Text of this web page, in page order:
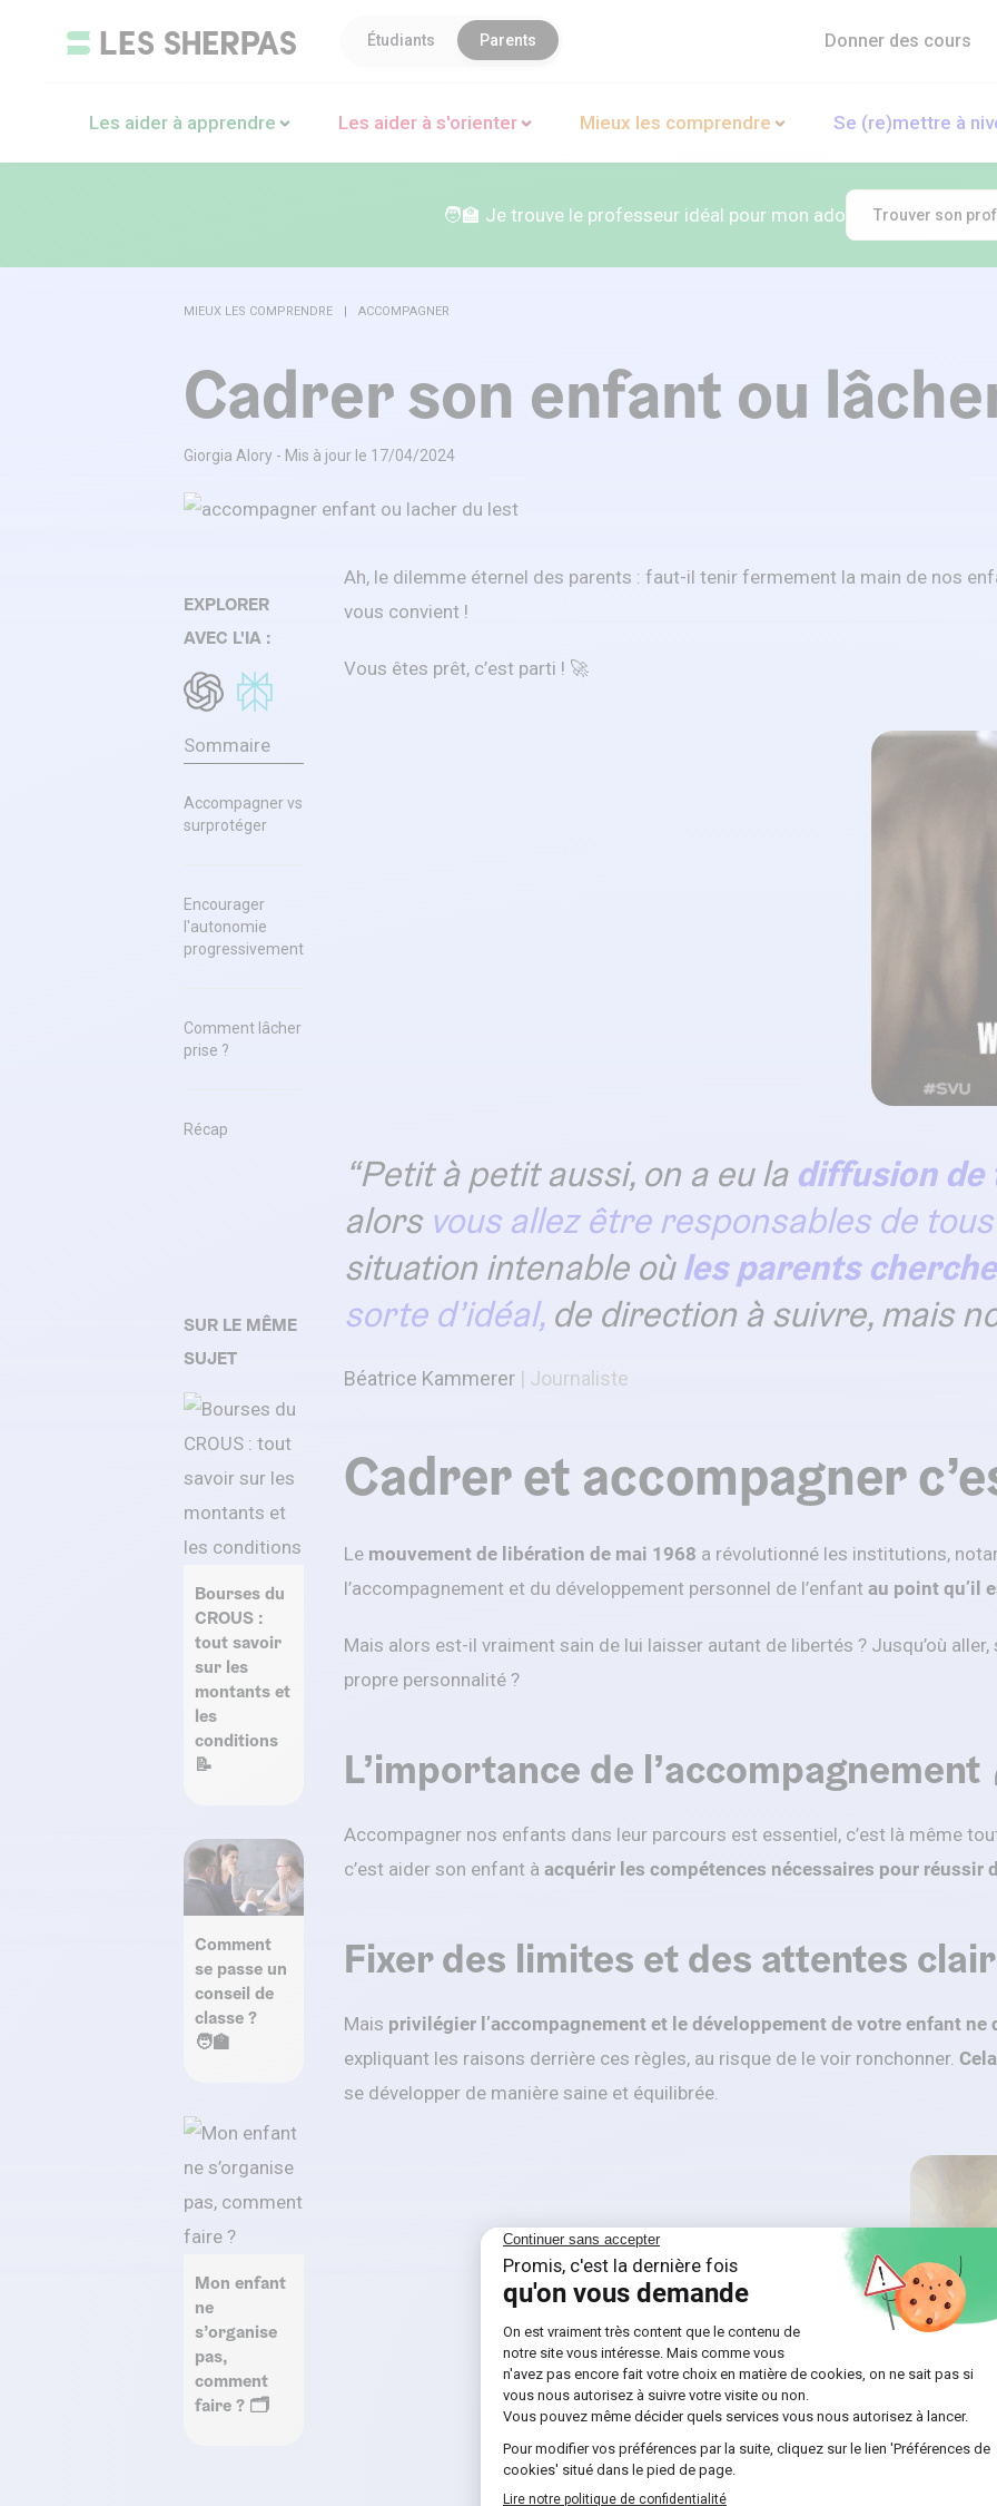
Étudiants Parents Donner des cours
Les aider à apprendre Les aider à s'orienter Mieux les comprendre Se (re)mettre à
Classements
Nos ebooks parents
Parents d’Ados – Le Podcast
🧑‍🏫 Je trouve le professeur idéal pour mon ado Trouver son
MIEUX LES COMPRENDRE ACCOMPAGNER
Cadrer son enfant ou
Giorgia Alory - Mis à jour le 17/04/2024
Ah, le dilemme éternel des parents : faut-il tenir fermement la main de nos
vous convient !
Vous êtes prêt, c’est parti ! 🚀
Petit à petit aussi, on a eu la diffusion de
alors vous allez être responsables de
situation intenable oùles parents
sorte d’idéal,de direction à suivre, mais
Béatrice Kammerer Journaliste
Cadrer et accompagner
Le mouvement de libération de mai 1968 a révolutionné les institutions,
l’accompagnement et du développement personnel de l’enfant au point qu’il
Mais alors est-il vraiment sain de lui laisser autant de libertés ? Jusqu’où
propre personnalité ?
L’importance de l’accompagnement
Accompagner nos enfants dans leur parcours est essentiel, c’est là même
c’est aider son enfant à acquérir les compétences nécessaires pour réussir
Fixer des limites et des attentes
Mais privilégier l’accompagnement et le développement de votre enfant
expliquant les raisons derrière ces règles, au risque de le voir ronchonner.
se développer de manière saine et équilibrée.
EXPLORER
AVEC L'IA :
Sommaire
Accompagner vs
surprotéger
Encourager
l'autonomie
progressivement
Comment lâcher
prise ?
Récap
SUR LE MÊME
SUJET
Bourses du
CROUS :
tout savoir
sur les
montants et
les
conditions
📝
Comment
se passe un
conseil de
classe ?
🧑‍🏫
Mon enfant
ne
s’organise
pas,
comment
faire ? 🗂️